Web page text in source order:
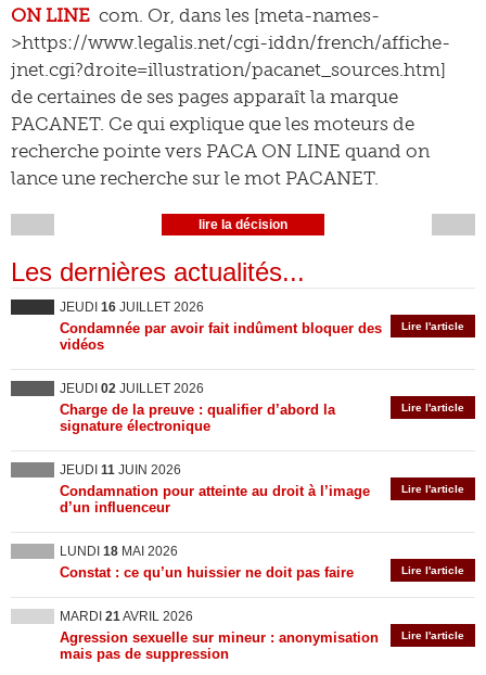
ON LINE com. Or, dans les [meta-names-
>https://www.legalis.net/cgi-iddn/french/affiche-
jnet.cgi?droite=illustration/pacanet_sources.htm]
de certaines de ses pages apparaît la marque
PACANET. Ce qui explique que les moteurs de
recherche pointe vers PACA ON LINE quand on
lance une recherche sur le mot PACANET.
lire la décision
Les dernières actualités...
JEUDI 16 JUILLET 2026
Lire l'article
Condamnée par avoir fait indûment bloquer des
vidéos
JEUDI 02 JUILLET 2026
Lire l'article
Charge de la preuve : qualifier d’abord la
signature électronique
JEUDI 11 JUIN 2026
Lire l'article
Condamnation pour atteinte au droit à l’image
d’un influenceur
LUNDI 18 MAI 2026
Lire l'article
Constat : ce qu’un huissier ne doit pas faire
MARDI 21AVRIL 2026
Lire l'article
Agression sexuelle sur mineur : anonymisation
mais pas de suppression